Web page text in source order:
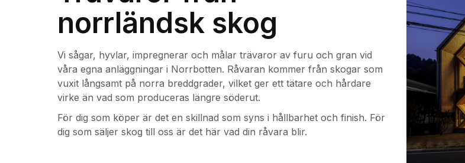
norrländsk skog
Vi sågar, hyvlar, impregnerar och målar trävaror av furu och gran vid
våra egna anläggningar i Norrbotten. Råvaran kommer från skogar som
vuxit långsamt på norra breddgrader, vilket ger ett tätare och hårdare
virke än vad som produceras längre söderut.
För dig som köper är det en skillnad som syns i hållbarhet och finish. För
dig som säljer skog till oss är det här vad din råvara blir.